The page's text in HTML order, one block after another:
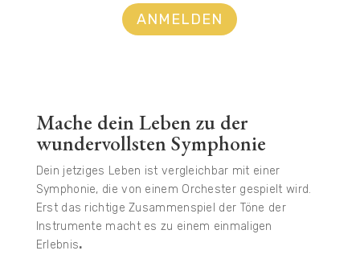
ANMELDEN
Mache dein Leben zu der
wundervollsten Symphonie
Dein jetziges Leben ist vergleichbar mit einer
Symphonie, die von einem Orchester gespielt wird.
Erst das richtige Zusammenspiel der Töne der
Instrumente macht es zu einem einmaligen
Erlebnis.